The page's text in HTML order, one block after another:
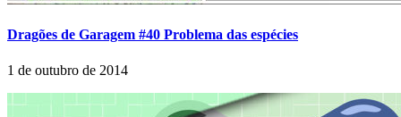
Dragões de Garagem #40 Problema das espécies
1 de outubro de 2014